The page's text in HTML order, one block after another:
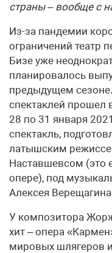
страны – вообще с
Из-за пандемии
ограничений театр
Бизе уже
планировалось
предыдущем
спектаклей прошел
28 по 31 января
спектакль,
латышским
Наставшевсом (это
опере), под
Алексея
У композитора
хит – опера
мировых шлягеров